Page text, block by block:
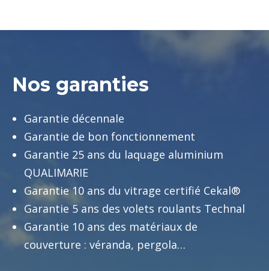
Nos garanties
Garantie décennale
Garantie de bon fonctionnement
Garantie 25 ans du laquage aluminium
QUALIMARIE
Garantie 10 ans du vitrage certifié Cekal®
Garantie 5 ans des volets roulants Technal
Garantie 10 ans des matériaux de
couverture : véranda, pergola…